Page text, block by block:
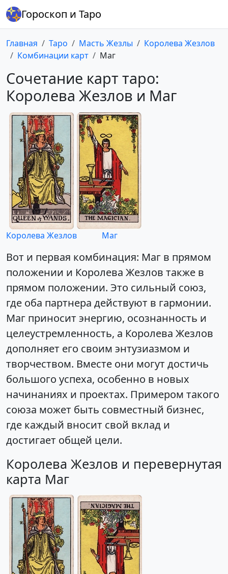
Гороскоп и Таро
Главная Таро Масть Жезлы
Королева Жезлов
Комбинации карт
Маг
Сочетание карт таро:
Королева Жезлов и Маг
Королева Жезлов Маг
Вот и первая комбинация: Маг в прямом
положении и Королева Жезлов также в
прямом положении. Это сильный союз,
где оба партнера действуют в гармонии.
Маг приносит энергию, осознанность и
целеустремленность, а Королева Жезлов
дополняет его своим энтузиазмом и
творчеством. Вместе они могут достичь
большого успеха, особенно в новых
начинаниях и проектах. Примером такого
союза может быть совместный бизнес,
где каждый вносит свой вклад и
достигает общей цели.
Королева Жезлов и перевернутая
карта Маг